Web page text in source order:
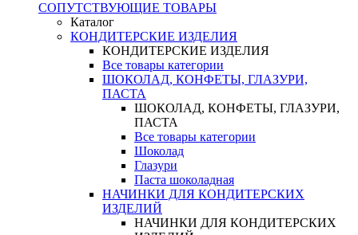
СОПУТСТВУЮЩИЕ ТОВАРЫ
Каталог
КОНДИТЕРСКИЕ ИЗДЕЛИЯ
КОНДИТЕРСКИЕ ИЗДЕЛИЯ
Все товары категории
ШОКОЛАД, КОНФЕТЫ, ГЛАЗУРИ,
ПАСТА
ШОКОЛАД, КОНФЕТЫ, ГЛАЗУРИ,
ПАСТА
Все товары категории
Шоколад
Глазури
Паста шоколадная
НАЧИНКИ ДЛЯ КОНДИТЕРСКИХ
ИЗДЕЛИЙ
НАЧИНКИ ДЛЯ КОНДИТЕРСКИХ